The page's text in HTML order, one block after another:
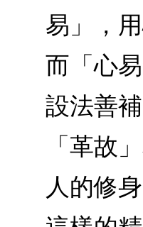
易」，
而「心
設法善
「革故
人的修